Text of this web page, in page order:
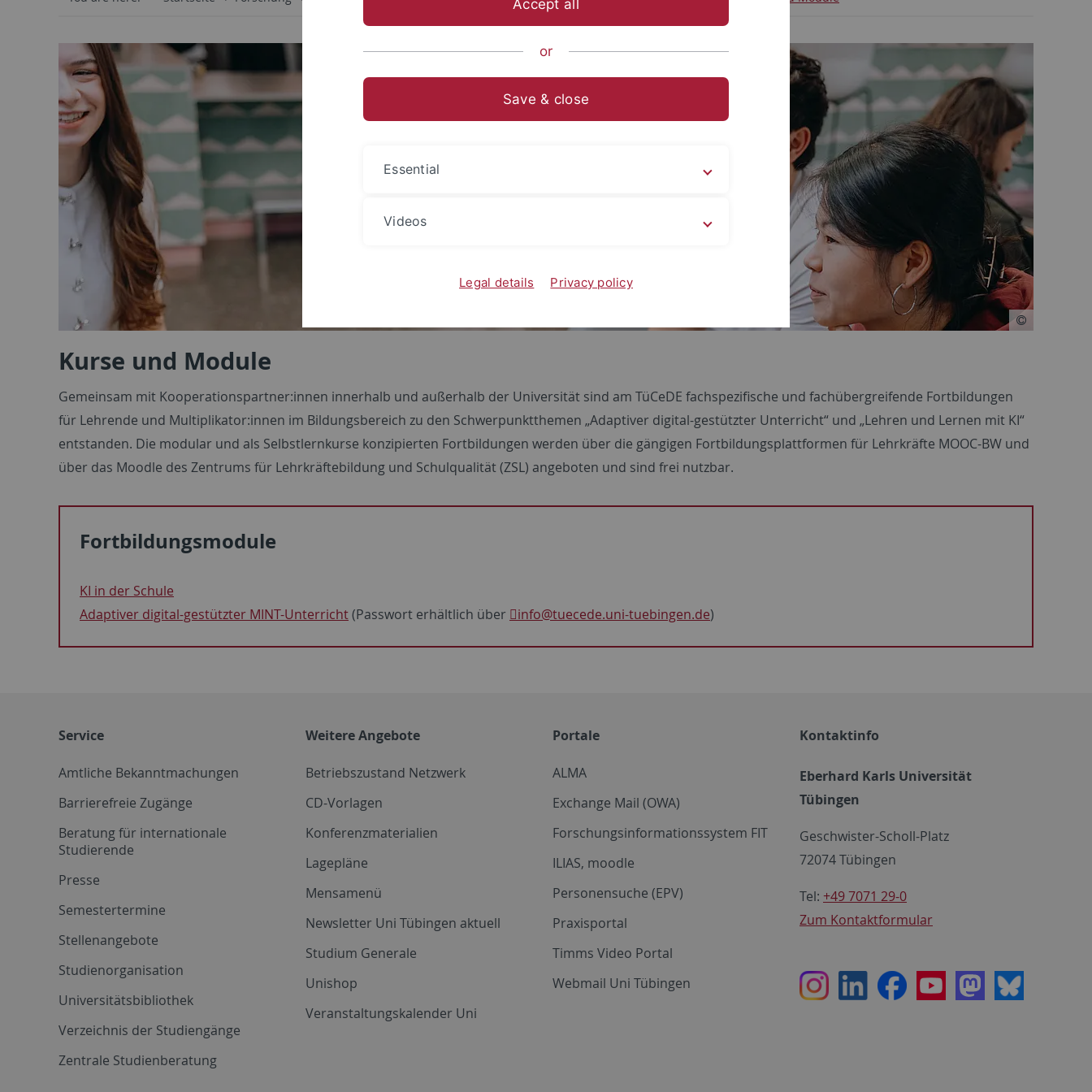
Kurse und Module
Gemeinsam mit Kooperationspartner:innen innerhalb und außerhalb der Universität sind am TüCeDE fachspezifische und fachübergreifende Fortbildungen
für Lehrende und Multiplikator:innen im Bildungsbereich zu den Schwerpunktthemen „Adaptiver digital-gestützter Unterricht“ und „Lehren und Lernen mit KI“
entstanden. Die modular und als Selbstlernkurse konzipierten Fortbildungen werden über die gängigen Fortbildungsplattformen für Lehrkräfte MOOC-BW und
über das Moodle des Zentrums für Lehrkräftebildung und Schulqualität (ZSL) angeboten und sind frei nutzbar.
Fortbildungsmodule
KI in der Schule
Adaptiver digital-gestützter MINT-Unterricht(Passwort erhältlich über info@tuecede.uni-tuebingen.de)
Service
Amtliche Bekanntmachungen
Barrierefreie Zugänge
Beratung für internationale
Studierende
Presse
Semestertermine
Stellenangebote
Studienorganisation
Universitätsbibliothek
Verzeichnis der Studiengänge
Zentrale Studienberatung
Weitere Angebote
Betriebszustand Netzwerk
CD-Vorlagen
Konferenzmaterialien
Lagepläne
Mensamenü
Newsletter Uni Tübingen aktuell
Studium Generale
Unishop
Veranstaltungskalender Uni
Portale
ALMA
Exchange Mail (OWA)
Forschungsinformationssystem FIT
ILIAS, moodle
Personensuche (EPV)
Praxisportal
Timms Video Portal
Webmail Uni Tübingen
Kontaktinfo
Eberhard Karls Universität
Tübingen
Geschwister-Scholl-Platz
72074 Tübingen
Tel: +49 7071 29-0
Zum Kontaktformular
InstagramLinkedInFacebookYoutubeMastodon
Bluesky
Accept all
or
Save & close
Essential
Videos
Legal details Privacy policy